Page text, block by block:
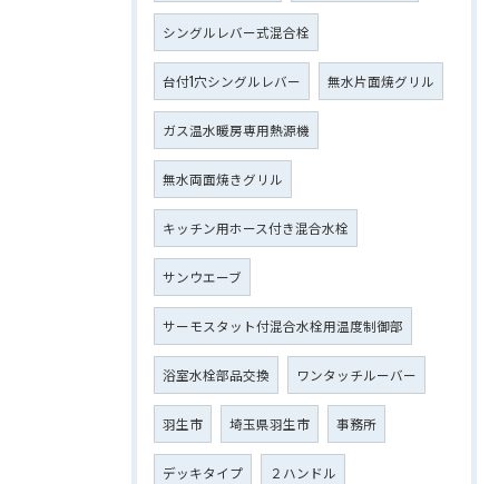
シングルレバー式混合栓
台付1穴シングルレバー 無水片面焼グリル
ガス温水暖房専用熱源機
無水両面焼きグリル
キッチン用ホース付き混合水栓
サンウエーブ
サーモスタット付混合水栓用温度制御部
浴室水栓部品交換 ワンタッチルーバー
羽生市 埼玉県羽生市 事務所
デッキタイプ ２ハンドル